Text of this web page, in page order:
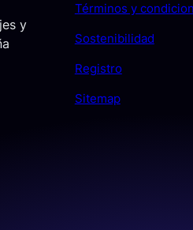
y
Términos y
Sostenibilidad
Registro
Sitemap